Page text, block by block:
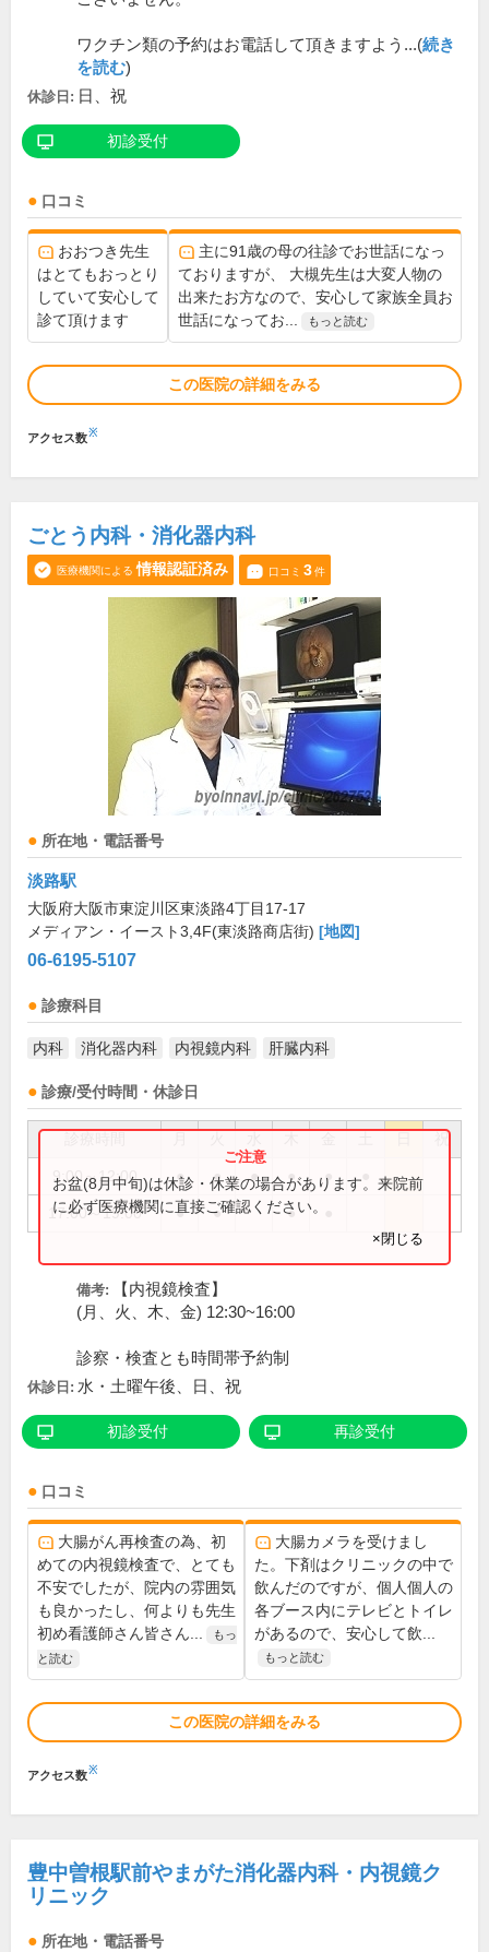
ワクチン類の予約はお電話して頂きますよう...(続き
を読む)
休診日: 日、祝
初診受付
口コミ
おおつき先生
はとてもおっとり
していて安心して
診て頂けます
主に91歳の母の往診でお世話になっ
ておりますが、 大槻先生は大変人物の
出来たお方なので、安心して家族全員お
世話になってお...
もっと読む
この医院の詳細をみる
アクセス数※
ごとう内科・消化器内科
医療機関による 情報認証済み 口コミ 3件
所在地・電話番号
淡路駅
大阪府大阪市東淀川区東淡路4丁目17-17
メディアン・イースト3,4F(東淡路商店街) [地図]
06-6195-5107
診療科目
内科 消化器内科 内視鏡内科 肝臓内科
診療/受付時間・休診日
祝
9:00～12:00 ● ● ● ● ●
17:00～19:00 ● ● ●
お盆(8月中旬)は休診・休業の場合があります。来院前
に必ず医療機関に直接ご確認ください。
×閉じる
備考:
【内視鏡検査】
(月、火、木、金) 12:30~16:00
診察・検査とも時間帯予約制
休診日: 水・土曜午後、日、祝
初診受付 再診受付
口コミ
大腸がん再検査の為、初
めての内視鏡検査で、とても
不安でしたが、院内の雰囲気
も良かったし、何よりも先生
初め看護師さん皆さん...
もっ
と読む
大腸カメラを受けまし
た。下剤はクリニックの中で
飲んだのですが、個人個人の
各ブース内にテレビとトイレ
があるので、安心して飲...
もっと読む
この医院の詳細をみる
アクセス数※
豊中曽根駅前やまがた消化器内科・内視鏡ク
リニック
所在地・電話番号